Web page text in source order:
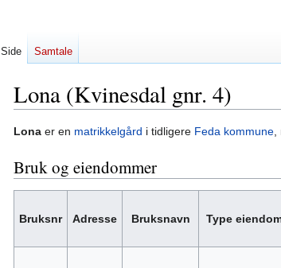
Lona (Kvinesdal gnr. 4)
Hopp
navigering
Hopp
søk
Lona er en matrikkelgård i tidligere Feda kommune,
Bruk og eiendommer
Bruksnr Adresse Bruksnavn Type
Side Samtale